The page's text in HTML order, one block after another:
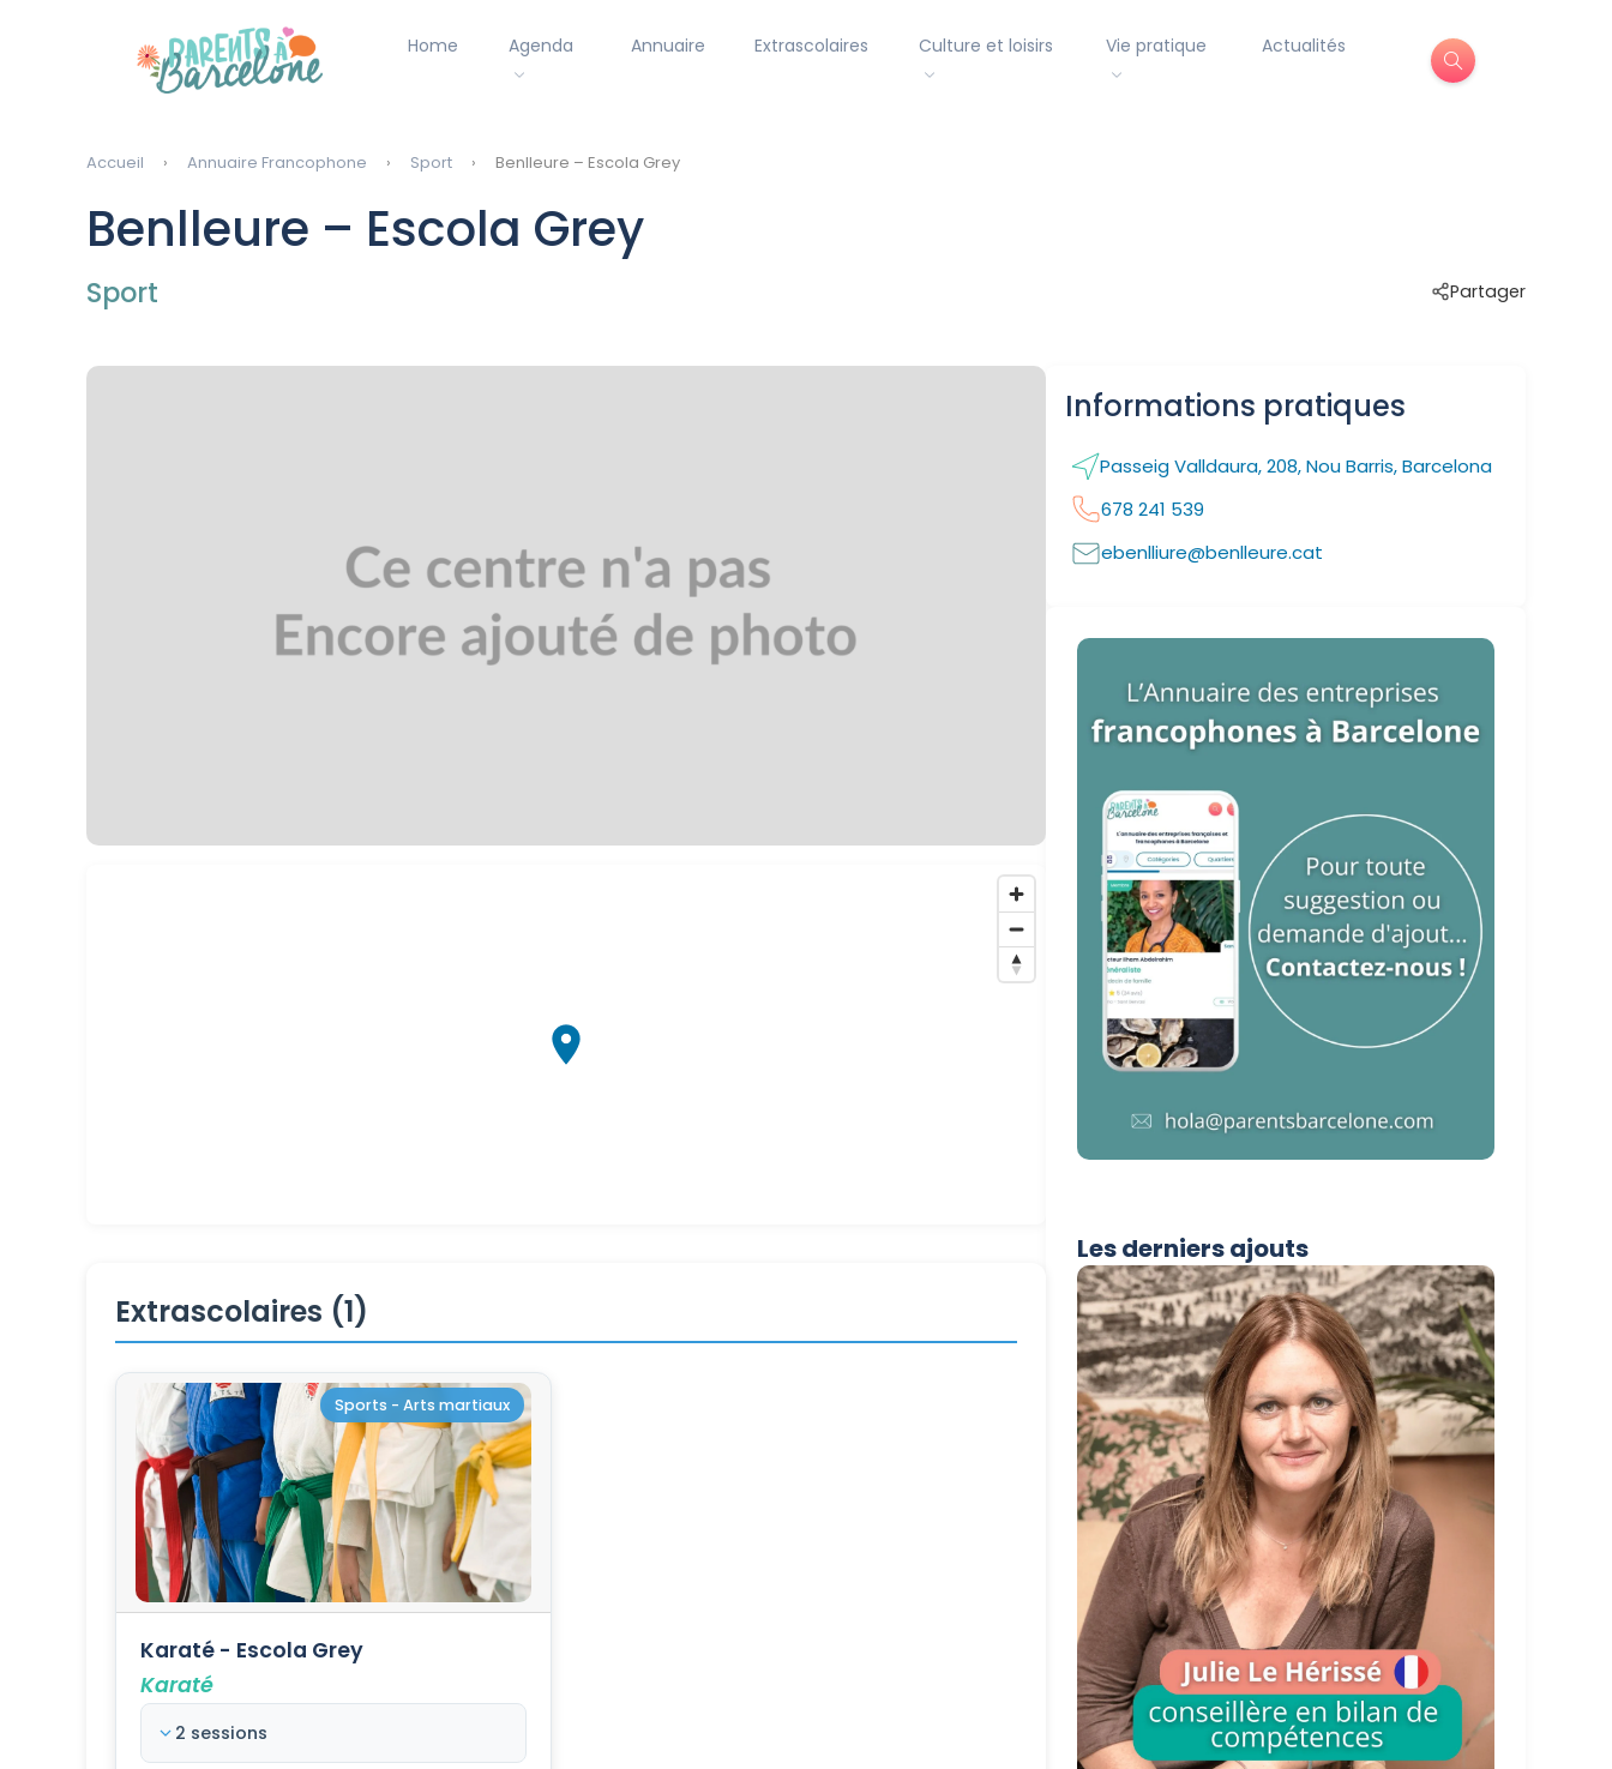
Home Agenda Annuaire Extrascolaires Culture et loisirs Vie pratique Actualités
Accueil Annuaire Francophone Sport Benlleure – Escola Grey
Benlleure – Escola Grey
Sport Partager
Extrascolaires (1)
Sports - Arts martiaux
Karaté - Escola Grey
Karaté
2 sessions
Informations pratiques
Passeig Valldaura, 208, Nou Barris, Barcelona
678 241 539
ebenlliure@benlleure.cat
Les derniers ajouts